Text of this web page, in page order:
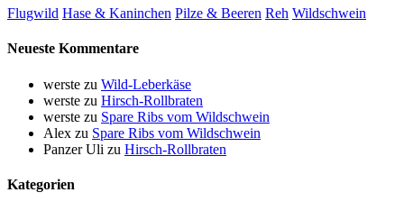
Flugwild Hase & Kaninchen Pilze & Beeren Reh Wildschwein
Neueste Kommentare
werste zu Wild-Leberkäse
werste zu Hirsch-Rollbraten
werste zu Spare Ribs vom Wildschwein
Alex zu Spare Ribs vom Wildschwein
Panzer Uli zu Hirsch-Rollbraten
Kategorien